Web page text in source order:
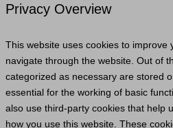
Privacy Overview
This website uses cookies to improve
navigate through the website. Out of
categorized as necessary are stored
essential for the working of basic
also use third-party cookies that help
how you use this website. These